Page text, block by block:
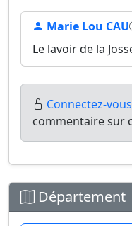
Marie Lou CAU
Le lavoir de la
Connectez-vous
commentaire sur
Département